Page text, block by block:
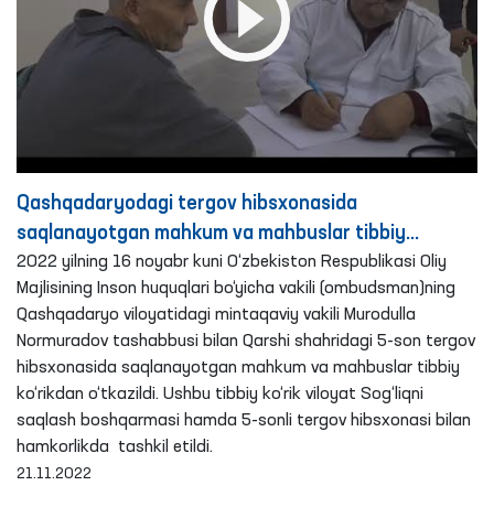
Qashqadaryodagi tergov hibsxonasida
saqlanayotgan mahkum va mahbuslar tibbiy
ko‘rikdan o‘tkazildi
2022 yilning 16 noyabr kuni O‘zbekiston Respublikasi Oliy
Majlisining Inson huquqlari bo‘yicha vakili (ombudsman)ning
Qashqadaryo viloyatidagi mintaqaviy vakili Murodulla
Normuradov tashabbusi bilan Qarshi shahridagi 5-son tergov
hibsxonasida saqlanayotgan mahkum va mahbuslar tibbiy
ko‘rikdan o‘tkazildi. Ushbu tibbiy ko‘rik viloyat Sog‘liqni
saqlash boshqarmasi hamda 5-sonli tergov hibsxonasi bilan
hamkorlikda tashkil etildi.
21.11.2022